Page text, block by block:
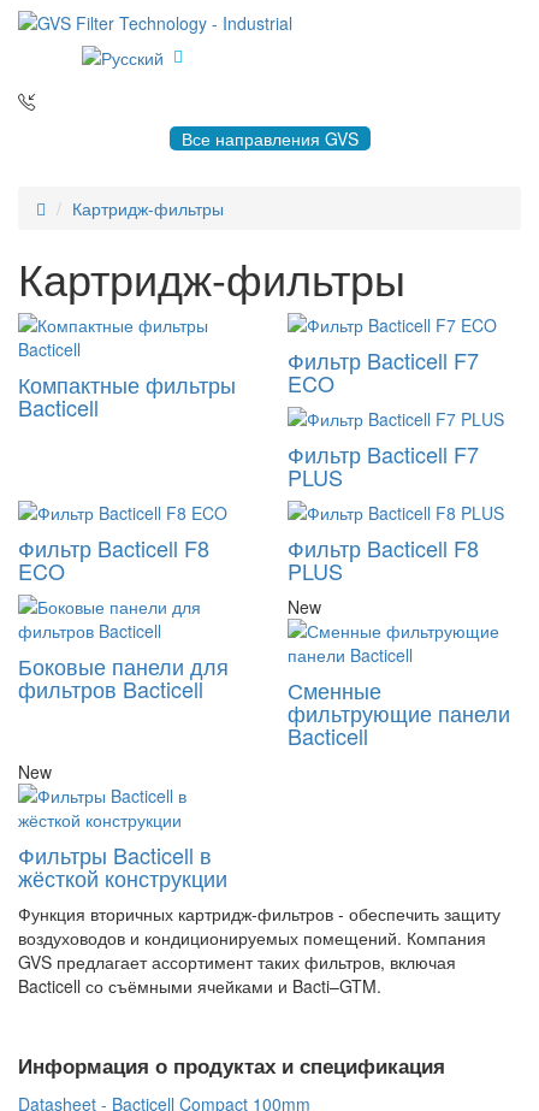
Все направления GVS
Картридж-фильтры
Картридж-фильтры
Компактные фильтры
Bacticell
Фильтр Bacticell F7
ECO
Фильтр Bacticell F7
PLUS
Фильтр Bacticell F8
ECO
Фильтр Bacticell F8
PLUS
Боковые панели для
фильтров Bacticell
New
Сменные
фильтрующие панели
Bacticell
New
Фильтры Bacticell в
жёсткой конструкции
Функция вторичных картридж-фильтров - обеспечить защиту
воздуховодов и кондиционируемых помещений. Компания
GVS предлагает ассортимент таких фильтров, включая
Bacticell со съёмными ячейками и Bacti–GTM.
Информация о продуктах и спецификация
Datasheet - Bacticell Compact 100mm